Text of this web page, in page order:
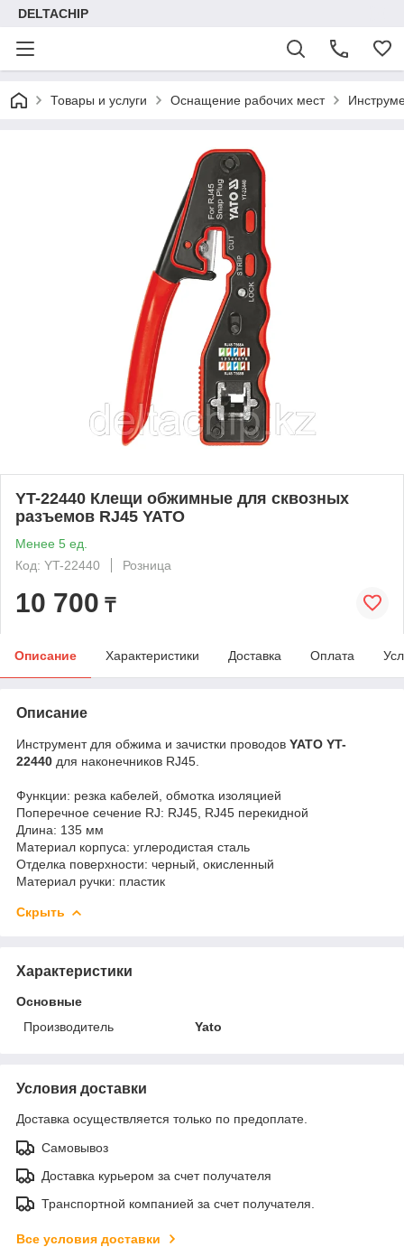
DELTACHIP
Товары и услуги Оснащение рабочих мест
YT-22440 Клещи обжимные для сквозных
разъемов RJ45 YATO
Менее 5 ед.
Код: YT-22440
Розница
10 700 ₸
Описание Характеристики Доставка Оплата
Описание
Инструмент для обжима и зачистки проводов YATO YT-
22440 для наконечников RJ45.
Функции: резка кабелей, обмотка изоляцией
Поперечное сечение RJ: RJ45, RJ45 перекидной
Длина: 135 мм
Материал корпуса: углеродистая сталь
Отделка поверхности: черный, окисленный
Материал ручки: пластик
Скрыть
Характеристики
Основные
Производитель
Yato
Условия доставки
Доставка осуществляется только по предоплате.
Самовывоз
Доставка курьером за счет получателя
Транспортной компанией за счет получателя.
Все условия доставки